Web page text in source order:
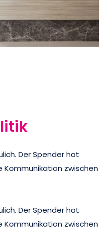
Der Spender hat
Kommunikation zwischen
Der Spender hat
Kommunikation zwischen